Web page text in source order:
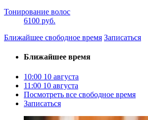
Тонирование волос
6100 руб.
Ближайшее свободное время Записаться
Ближайшее время
10:00 10 августа
11:00 10 августа
Посмотреть все свободное время
Записаться